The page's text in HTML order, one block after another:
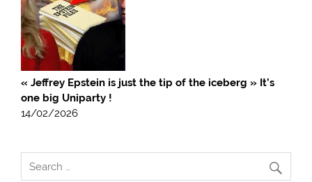
« Jeffrey Epstein is just the tip of the iceberg » It’s
one big Uniparty !
14/02/2026